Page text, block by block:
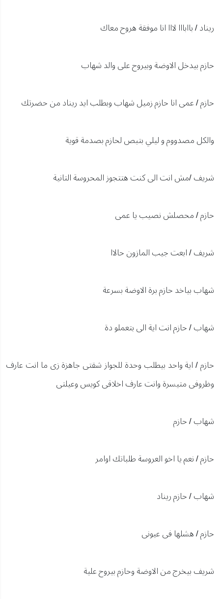
ريناد / باابااا لااا انا موفقة هروح معاك
حازم بيدخل الاوضة وبيروح على والد شهاب
حازم / عمى انا حازم زميل شهاب وبطلب ايد ريناد من حضرتك
والكل مصدووم و ليلي بتبص لحازم بصدمة قوية
شريف /مش انت الى كنت هتتجوز المحروسة التانية
حازم / محصلش نصيب يا عمى
شريف / ابعت جيب المازون حالاا
شهاب بياخد حازم برة الاوضة بسرعة
شهاب / حازم انت اية الى بتعملو دة
حازم / اية واحد بيطلب وحدة للجواز شقتى جاهزة زى ما انت عارف
وظروفى متيسرة وانت عارف اخلاقى كويس وعيلتى
شهاب / حازم
حازم / نعم يا اخو العروسة طلباتك اوامر
شهاب / حازم ريناد
حازم / هشلها فى عيونى
شريف بيخرج من الاوضة وحازم بيروح علية